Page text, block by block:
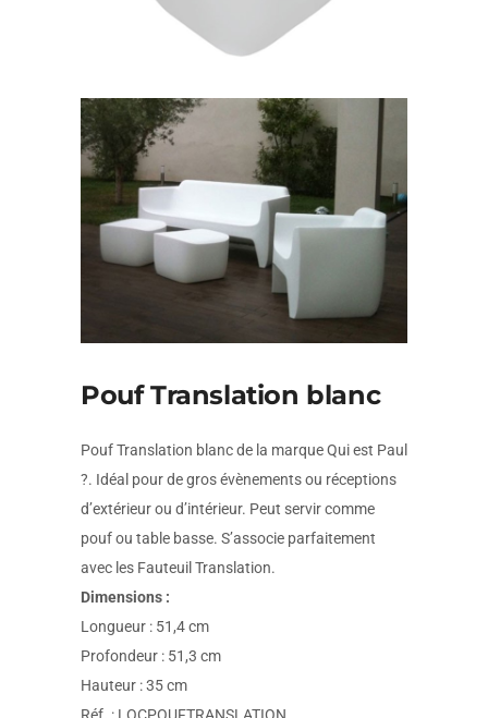
Pouf Translation blanc
Pouf Translation blanc de la marque Qui est Paul
?. Idéal pour de gros évènements ou réceptions
d’extérieur ou d’intérieur. Peut servir comme
pouf ou table basse. S’associe parfaitement
avec les Fauteuil Translation.
Dimensions :
Longueur : 51,4 cm
Profondeur : 51,3 cm
Hauteur : 35 cm